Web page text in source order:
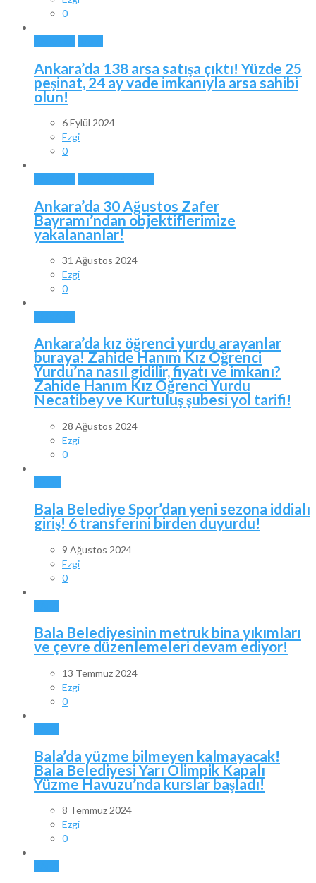
0
Ankara’da 138 arsa satışa çıktı! Yüzde 25
peşinat, 24 ay vade imkanıyla arsa sahibi
olun!
6 Eylül 2024
Ezgi
0
Ankara’da 30 Ağustos Zafer
Bayramı’ndan objektiflerimize
yakalananlar!
31 Ağustos 2024
Ezgi
0
Ankara’da kız öğrenci yurdu arayanlar
buraya! Zahide Hanım Kız Öğrenci
Yurdu’na nasıl gidilir, fiyatı ve imkanı?
Zahide Hanım Kız Öğrenci Yurdu
Necatibey ve Kurtuluş şubesi yol tarifi!
28 Ağustos 2024
Ezgi
0
Bala Belediye Spor’dan yeni sezona iddialı
giriş! 6 transferini birden duyurdu!
9 Ağustos 2024
Ezgi
0
Bala Belediyesinin metruk bina yıkımları
ve çevre düzenlemeleri devam ediyor!
13 Temmuz 2024
Ezgi
0
Bala’da yüzme bilmeyen kalmayacak!
Bala Belediyesi Yarı Olimpik Kapalı
Yüzme Havuzu’nda kurslar başladı!
8 Temmuz 2024
Ezgi
0